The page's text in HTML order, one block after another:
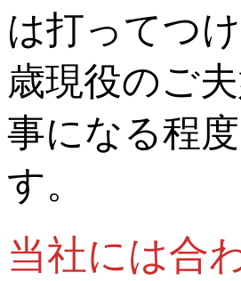
は打ってつ
歳現役のご
事になる程
す。
当社には合